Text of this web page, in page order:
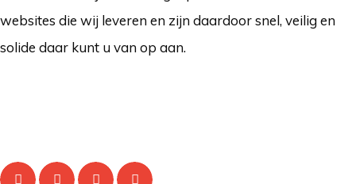
websites die wij leveren en zijn daardoor snel, veilig en
solide daar kunt u van op aan.